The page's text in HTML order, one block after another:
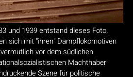
und 1939 entstand dieses Foto.
sich mit "ihren" Dampflokomotiven
vor dem südlichen
Machthaber
Szene für politische